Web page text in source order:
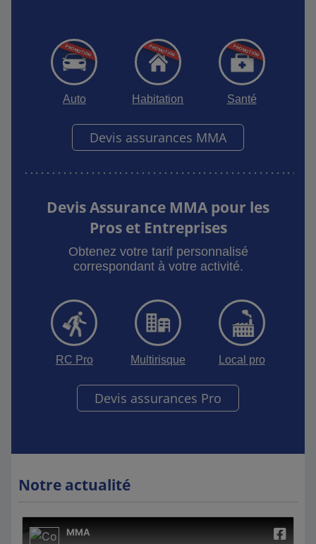
Auto Habitation Santé
Devis assurances MMA
Devis Assurance MMA pour les
Pros et Entreprises
Obtenez votre tarif personnalisé
correspondant à votre activité.
RC Pro Multirisque Local pro
Devis assurances Pro
Notre actualité